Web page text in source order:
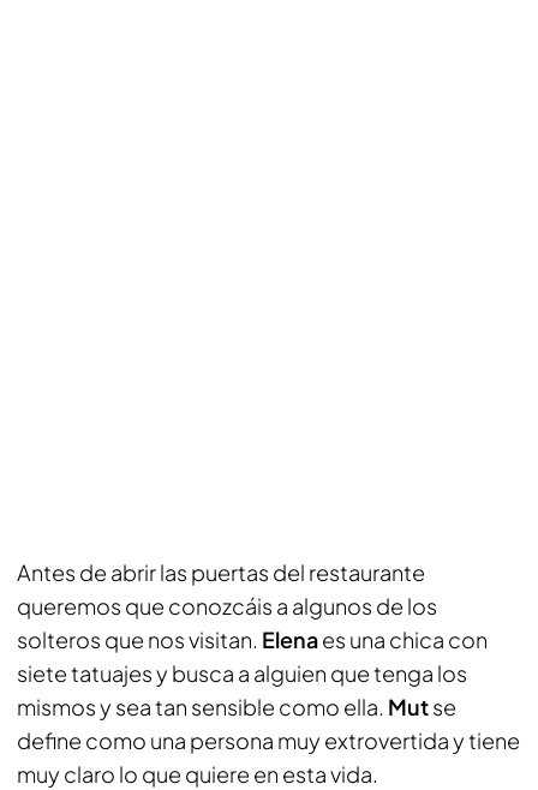
Antes de abrir las puertas del restaurante
queremos que conozcáis a algunos de los
solteros que nos visitan. Elenaes una chica con
siete tatuajes y busca a alguien que tenga los
mismos y sea tan sensible como ella. Mutse
define como una persona muy extrovertida y tiene
muy claro lo que quiere en esta vida.